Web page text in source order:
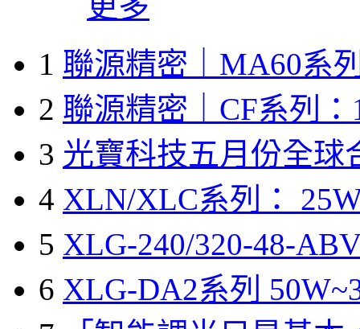
1 聯源精密｜MA60系
2 聯源精密｜CF系列：
3 光寶科技五月份全球
4 XLN/XLC系列：
5 XLG-240/320-48-
6 XLG-DA2系列